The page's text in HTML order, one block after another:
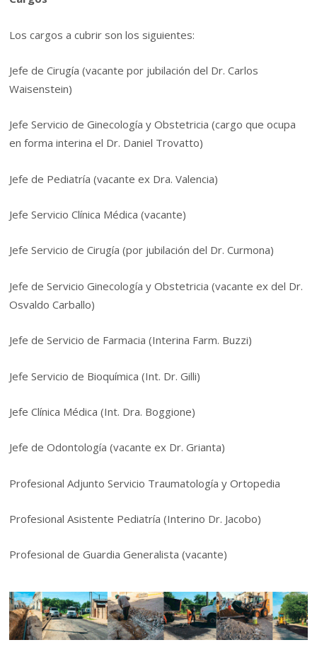
Los cargos a cubrir son los siguientes:
Jefe de Cirugía (vacante por jubilación del Dr. Carlos
Waisenstein)
Jefe Servicio de Ginecología y Obstetricia (cargo que ocupa
en forma interina el Dr. Daniel Trovatto)
Jefe de Pediatría (vacante ex Dra. Valencia)
Jefe Servicio Clínica Médica (vacante)
Jefe Servicio de Cirugía (por jubilación del Dr. Curmona)
Jefe de Servicio Ginecología y Obstetricia (vacante ex del Dr.
Osvaldo Carballo)
Jefe de Servicio de Farmacia (Interina Farm. Buzzi)
Jefe Servicio de Bioquímica (Int. Dr. Gilli)
Jefe Clínica Médica (Int. Dra. Boggione)
Jefe de Odontología (vacante ex Dr. Grianta)
Profesional Adjunto Servicio Traumatología y Ortopedia
Profesional Asistente Pediatría (Interino Dr. Jacobo)
Profesional de Guardia Generalista (vacante)